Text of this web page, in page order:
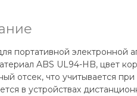
портативной электронной
ABS UL94-HB, цвет
отсек, что учитывается
в устройствах